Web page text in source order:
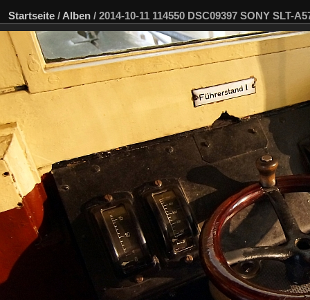
Startseite / Alben / 2014-10-11 114550 DSC09397 SONY SLT-